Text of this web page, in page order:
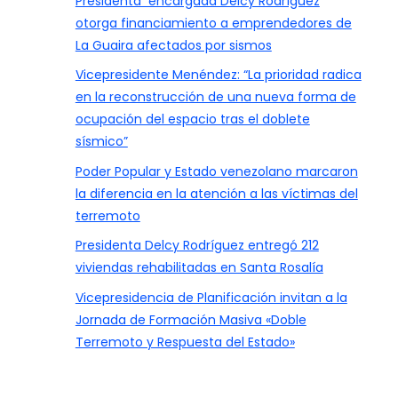
otorga financiamiento a emprendedores de
La Guaira afectados por sismos
Vicepresidente Menéndez: “La prioridad radica
en la reconstrucción de una nueva forma de
ocupación del espacio tras el doblete
sísmico”
Poder Popular y Estado venezolano marcaron
la diferencia en la atención a las víctimas del
terremoto
Presidenta Delcy Rodríguez entregó 212
viviendas rehabilitadas en Santa Rosalía
Vicepresidencia de Planificación invitan a la
Jornada de Formación Masiva «Doble
Terremoto y Respuesta del Estado»